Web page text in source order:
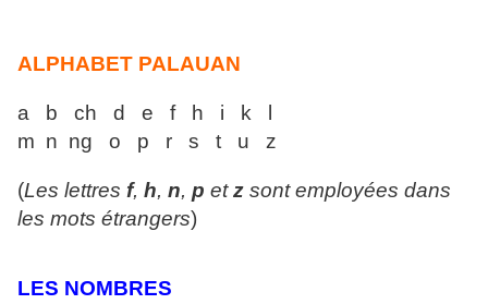
ALPHABET PALAUAN
a b ch d e f h i k l
m n ng o p r s t u z
(Les lettres f, h, n, p etz sont employées dans
les mots étrangers)
LES NOMBRES